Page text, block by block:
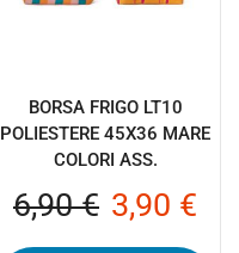
BORSA FRIGO LT10
POLIESTERE 45X36 MARE
COLORI ASS.
6,90€ 3,90 €